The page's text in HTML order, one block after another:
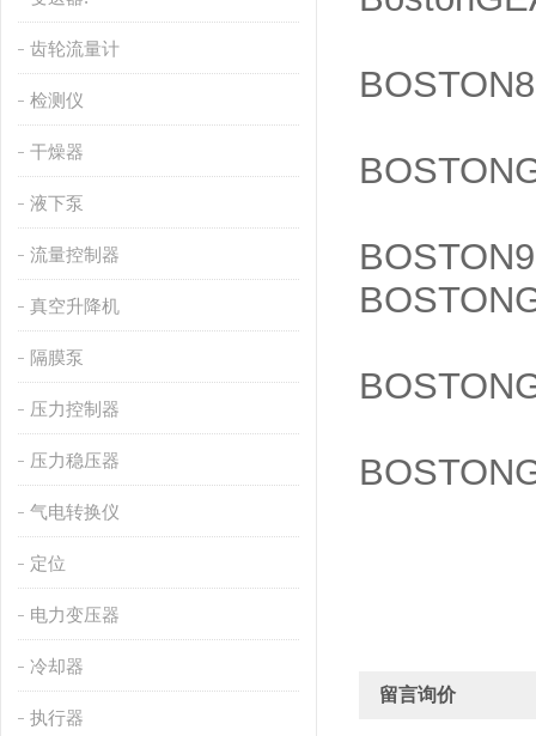
齿轮流量计
检测仪
干燥器
液下泵
流量控制器
真空升降机
隔膜泵
压力控制器
压力稳压器
气电转换仪
定位
电力变压器
冷却器
执行器
留言询价